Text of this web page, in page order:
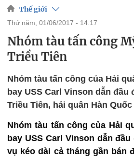
Thế giới
thứ năm, 01/06/2017 - 14:17
Nhóm tàu tấn công
Triều Tiên
Nhóm tàu tấn công của Hải
bay USS Carl Vinson dẫn đầu
Triều Tiên, hải quân Hàn
Nhóm tàu tấn công của Hải
bay USS Carl Vinson dẫn
vụ kéo dài cả tháng gần bán